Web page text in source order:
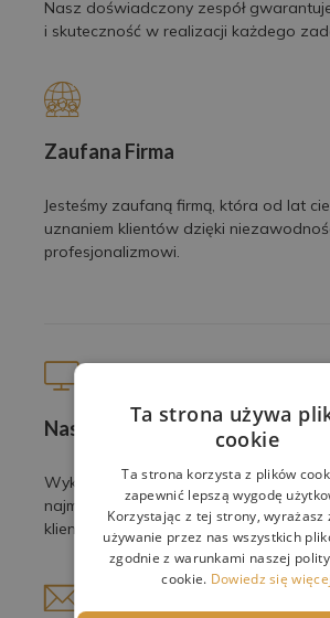
Nasz doświadczony zespół
i skuteczność w realizacji każdego
Zaufana Firma
Jesteśmy zaufaną firmą, która od lat
uznaniem klientów dzięki
profesjonalizmowi.
Nasze prace
Wykonujemy profesjonalne usługi z
najmniejsze detale, by spełnić
klientów.
Ta strona używa
cookie
Ta strona korzysta z plików
zapewnić lepszą wygodę
Korzystając z tej strony, wyrażasz
używanie przez nas wszystkich
zgodnie z warunkami naszej
cookie. Dowiedz się więcej